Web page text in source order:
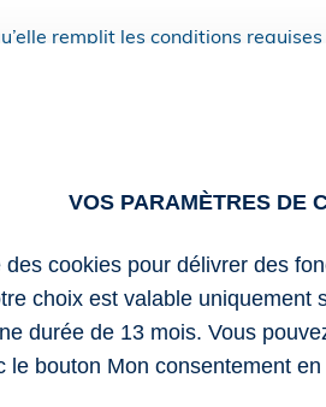
remplit les conditions
aux autres régimes.
: nouvelle exonération de
contraire de la
doté d’une fiscalité propre, les
entre le 1er janvier 2026 et le
VOS PARAMÈTRES DE
des cookies pour délivrer des
choix est valable uniquement
durée de 13 mois. Vous
le bouton Mon consentement